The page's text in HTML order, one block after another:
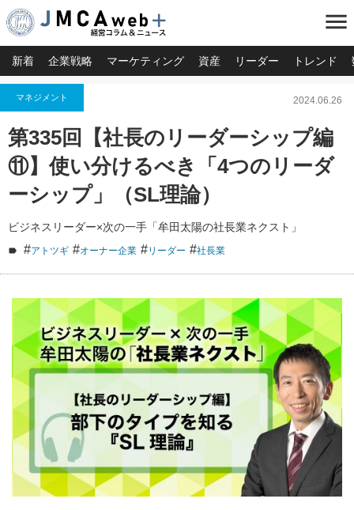
menu
新着 企業戦略 マーケティング 資産 リーダー トレンド
マネジメント 2024.06.26
第335回【社長のリーダーシップ編
⑪】使い分けるべき「4つのリーダ
ーシップ」（SL理論）
ビジネスリーダー×次の一手「牟田太陽の社長業ネクスト」
#アトツギ #オーナー企業 #リーダー #社長業